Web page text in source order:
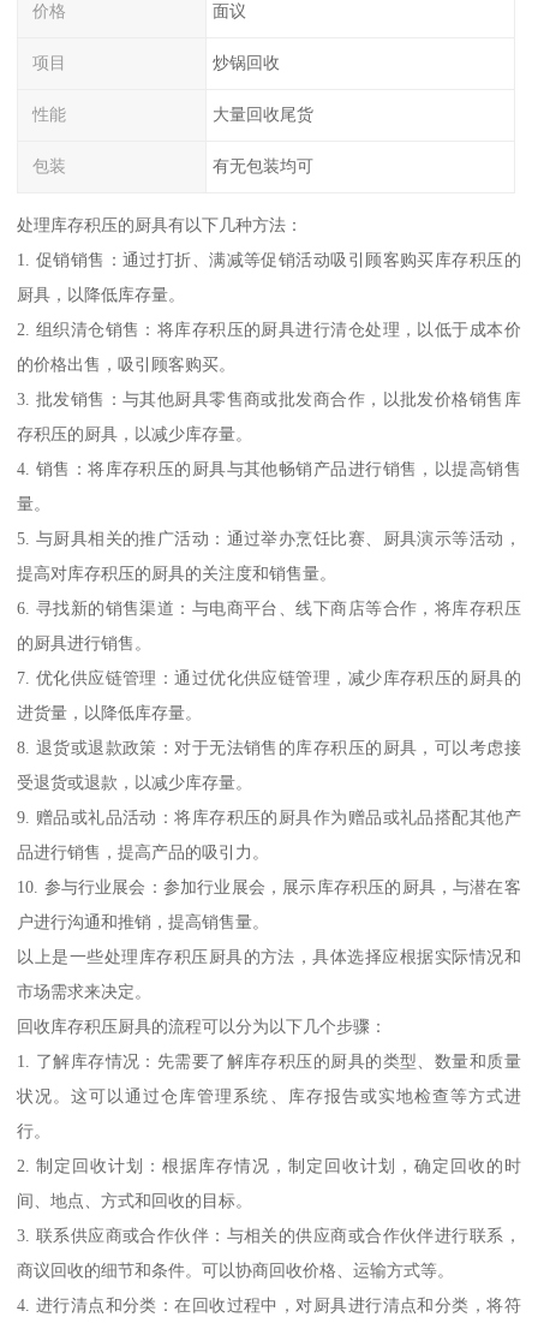
价格 面议
项目 炒锅回收
性能 大量回收尾货
包装 有无包装均可
处理库存积压的厨具有以下几种方法：
1. 促销销售：通过打折、满减等促销活动吸引顾客购买库存积压的
厨具，以降低库存量。
2. 组织清仓销售：将库存积压的厨具进行清仓处理，以低于成本价
的价格出售，吸引顾客购买。
3. 批发销售：与其他厨具零售商或批发商合作，以批发价格销售库
存积压的厨具，以减少库存量。
4. 销售：将库存积压的厨具与其他畅销产品进行销售，以提高销售
量。
5. 与厨具相关的推广活动：通过举办烹饪比赛、厨具演示等活动，
提高对库存积压的厨具的关注度和销售量。
6. 寻找新的销售渠道：与电商平台、线下商店等合作，将库存积压
的厨具进行销售。
7. 优化供应链管理：通过优化供应链管理，减少库存积压的厨具的
进货量，以降低库存量。
8. 退货或退款政策：对于无法销售的库存积压的厨具，可以考虑接
受退货或退款，以减少库存量。
9. 赠品或礼品活动：将库存积压的厨具作为赠品或礼品搭配其他产
品进行销售，提高产品的吸引力。
10. 参与行业展会：参加行业展会，展示库存积压的厨具，与潜在客
户进行沟通和推销，提高销售量。
以上是一些处理库存积压厨具的方法，具体选择应根据实际情况和
市场需求来决定。
回收库存积压厨具的流程可以分为以下几个步骤：
1. 了解库存情况：先需要了解库存积压的厨具的类型、数量和质量
状况。这可以通过仓库管理系统、库存报告或实地检查等方式进
行。
2. 制定回收计划：根据库存情况，制定回收计划，确定回收的时
间、地点、方式和回收的目标。
3. 联系供应商或合作伙伴：与相关的供应商或合作伙伴进行联系，
商议回收的细节和条件。可以协商回收价格、运输方式等。
4. 进行清点和分类：在回收过程中，对厨具进行清点和分类，将符